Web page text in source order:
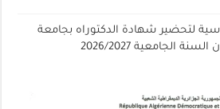
لتحضير شهادة الدكتوراه بجامعة
الجامعية 2026/2027